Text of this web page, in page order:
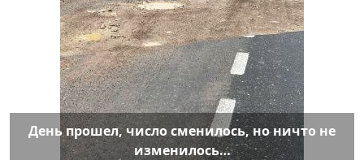
День прошел, число сменилось, но ничто не
изменилось…